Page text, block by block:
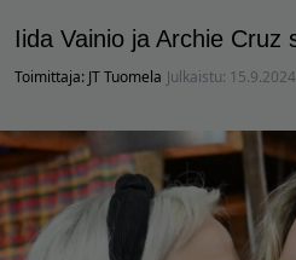
Iida Vainio ja Archie Cruz
Toimittaja: JT Tuomela Julkaistu: